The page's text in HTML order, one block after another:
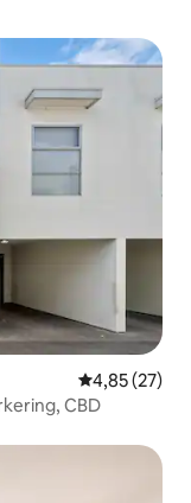
4,85 av 5 i
4,85 (27)
CBD